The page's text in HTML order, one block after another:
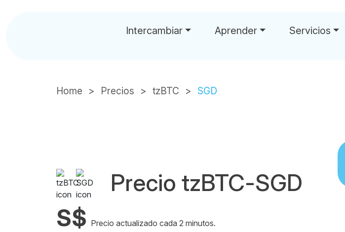
Intercambiar Aprender Servicios
Home Precios tzBTC SGD
Precio tzBTC-SGD
S$ Precio actualizado cada 2 minutos.